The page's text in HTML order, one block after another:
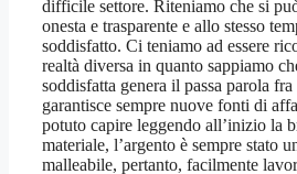
difficile settore. Riteniamo che si
onesta e trasparente e allo stesso
soddisfatto. Ci teniamo ad essere
realtà diversa in quanto sappiamo
soddisfatta genera il passa parola
garantisce sempre nuove fonti di
potuto capire leggendo all’inizio la
materiale, l’argento è sempre stato
malleabile, pertanto, facilmente